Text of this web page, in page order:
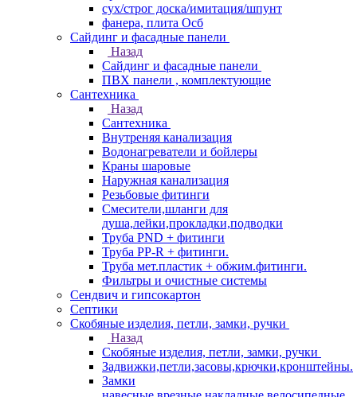
сух/строг доска/имитация/шпунт
фанера, плита Осб
Сайдинг и фасадные панели
Назад
Сайдинг и фасадные панели
ПВХ панели , комплектующие
Сантехника
Назад
Сантехника
Внутреняя канализация
Водонагреватели и бойлеры
Краны шаровые
Наружная канализация
Резьбовые фитинги
Смесители,шланги для
душа,лейки,прокладки,подводки
Труба PND + фитинги
Труба PP-R + фитинги.
Труба мет.пластик + обжим.фитинги.
Фильтры и очистные системы
Сендвич и гипсокартон
Септики
Скобяные изделия, петли, замки, ручки
Назад
Скобяные изделия, петли, замки, ручки
Задвижки,петли,засовы,крючки,кронштейны.
Замки